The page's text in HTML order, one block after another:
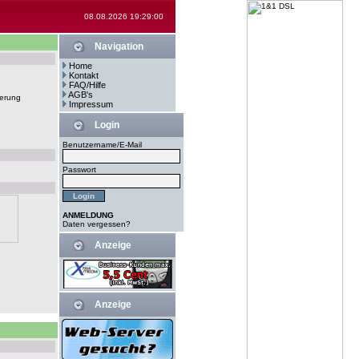
08.08.2026 19:29:00
Navigation
Home
Kontakt
FAQ/Hilfe
AGB's
Impressum
Login
Benutzername/E-Mail
Passwort
ANMELDUNG
Daten vergessen?
Anzeige
Anzeige